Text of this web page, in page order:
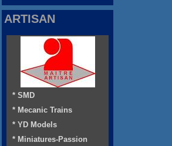
ARTISAN
* SMD
* Mecanic Trains
* YD Models
* Miniatures-Passion